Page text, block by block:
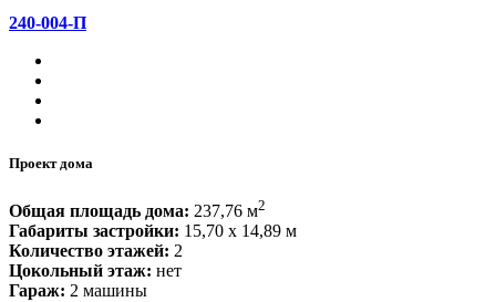
240-004-П
Проект дома
Общая площадь дома: 237,76 м2
Габариты застройки: 15,70 x 14,89 м
Количество этажей: 2
Цокольный этаж: нет
Гараж: 2 машины